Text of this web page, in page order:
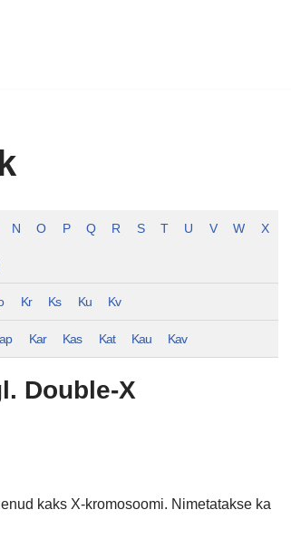
N O P Q R S T U V W X
Kr Ks Ku Kv
Kar Kas Kat Kau Kav
Double-X
kaks X-kromosoomi. Nimetatakse ka